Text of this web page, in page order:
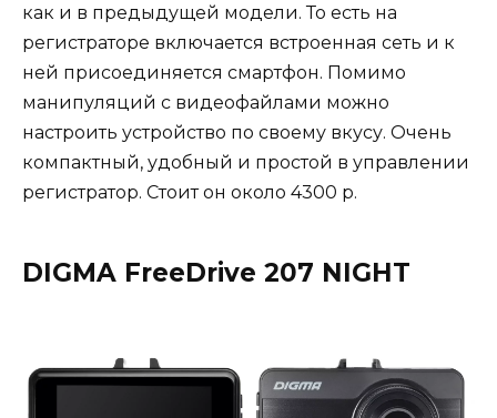
как и в предыдущей модели. То есть на
регистраторе включается встроенная сеть и к
ней присоединяется смартфон. Помимо
манипуляций с видеофайлами можно
настроить устройство по своему вкусу. Очень
компактный, удобный и простой в управлении
регистратор. Стоит он около 4300 р.
DIGMA FreeDrive 207 NIGHT